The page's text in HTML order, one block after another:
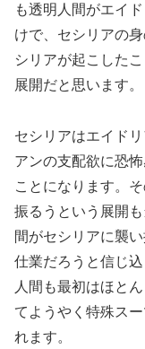
も透明人間がエイ
けで、セシリアの
シリアが起こした
展開だと思います。
セシリアはエイド
アンの支配欲に恐
ことになります。
振るうという展開
間がセシリアに襲
仕業だろうと信じ
人間も最初はほと
てようやく特殊ス
れます。